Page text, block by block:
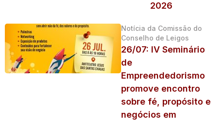
2026
Notícia da Comissão do
Conselho de Leigos
26/07: IV Seminário
de
Empreendedorismo
promove encontro
sobre fé, propósito e
negócios em